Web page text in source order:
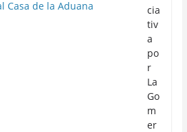
cia
tiv
a
po
r
La
Go
m
er